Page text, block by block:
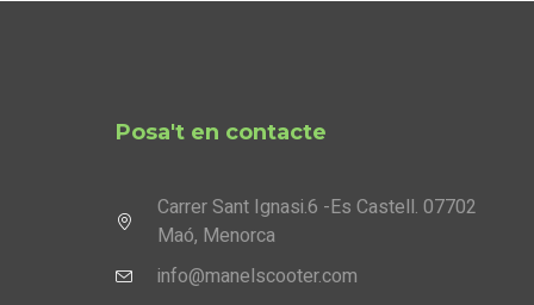
Posa't en contacte
Carrer Sant Ignasi.6 -Es Castell. 07702
Maó, Menorca
info@manelscooter.com